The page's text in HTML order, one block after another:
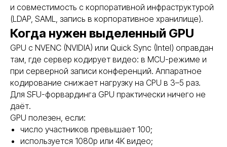
и совместимость с корпоративной инфраструктурой
(LDAP, SAML, запись в корпоративное хранилище).
Когда нужен выделенный GPU
GPU с NVENC (NVIDIA) или Quick Sync (Intel) оправдан
там, где сервер кодирует видео: в MCU-режиме и
при серверной записи конференций. Аппаратное
кодирование снижает нагрузку на CPU в 3–5 раз.
Для SFU-форвардинга GPU практически ничего не
даёт.
GPU полезен, если:
число участников превышает 100;
используется 1080p или 4K видео;